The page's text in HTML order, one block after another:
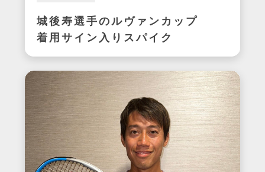
城後寿選手のルヴァンカップ
着用サイン入りスパイク